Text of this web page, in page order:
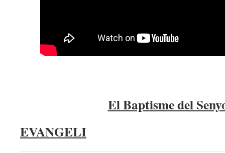
El Baptisme del
EVANGELI